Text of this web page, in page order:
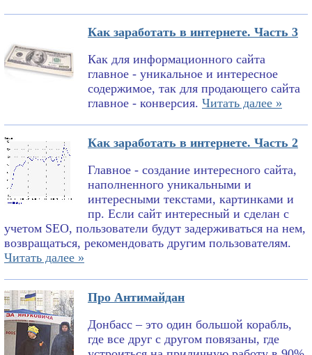
Как заработать в интернете. Часть 3
Как для информационного сайта
главное - уникальное и интересное
содержимое, так для продающего сайта
главное - конверсия. Читать далее »
Как заработать в интернете. Часть 2
Главное - создание интересного сайта,
наполненного уникальными и
интересными текстами, картинками и
пр. Если сайт интересный и сделан с
учетом SEO, пользователи будут задерживаться на нем,
возвращаться, рекомендовать другим пользователям.
Читать далее »
Про Антимайдан
Донбасс – это один большой корабль,
где все друг с другом повязаны, где